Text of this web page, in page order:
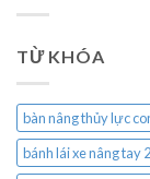
TỪ KHÓA
bàn nâng thủy lực
bánh lái xe nâng tay